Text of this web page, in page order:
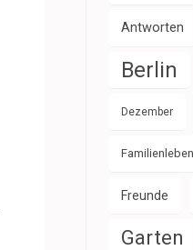
Antworten
Berlin
Dezember
Familienleben
Freunde
Garten